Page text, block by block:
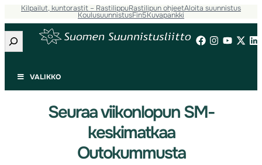
Kilpailut, kuntorastit – RastilippuRastilipun ohjeetAloita suunnistus
KoulusuunnistusFin5Kuvapankki
Etsi
VALIKKO
Seuraa viikonlopun SM-
keskimatkaa
Outokummusta